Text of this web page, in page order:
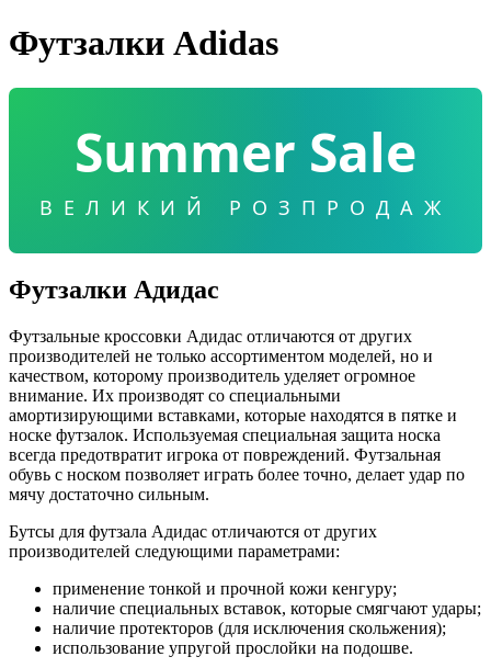
Футзалки Adidas
Summer Sale
ВЕЛИКИЙ РОЗПРОДАЖ
Футзалки Адидас
Футзальные кроссовки Адидас отличаются от других
производителей не только ассортиментом моделей, но и
качеством, которому производитель уделяет огромное
внимание. Их производят со специальными
амортизирующими вставками, которые находятся в пятке и
носке футзалок. Используемая специальная защита носка
всегда предотвратит игрока от повреждений. Футзальная
обувь с носком позволяет играть более точно, делает удар по
мячу достаточно сильным.
Бутсы для футзала Адидас отличаются от других
производителей следующими параметрами:
применение тонкой и прочной кожи кенгуру;
наличие специальных вставок, которые смягчают удары;
наличие протекторов (для исключения скольжения);
использование упругой прослойки на подошве.